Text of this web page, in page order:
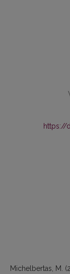
https://
Michelbertas, M.